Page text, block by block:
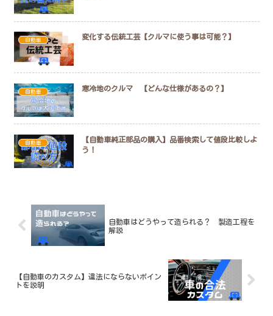
自動車 変化する伝統工芸【クルマに使う事は可能？】
自動車 寒冷地のクルマ 【どんな仕様があるの？】
自動車
【自動車純正部品の購入】品番検索して値段比較しよ
う！
自動車はどうやって造られる？ 製造工程を
解説
【自動車のカスタム】違法にならないポイン
トを説明